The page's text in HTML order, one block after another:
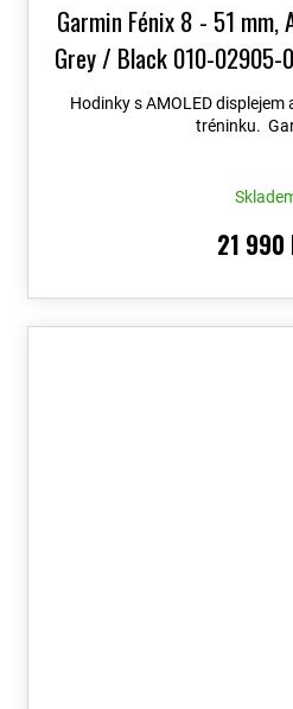
Garmin Fénix 8 - 51 mm,
Grey / Black 010-02905-
do 90 dní + Topo
Hodinky s AMOLED
tréninku.
21 990